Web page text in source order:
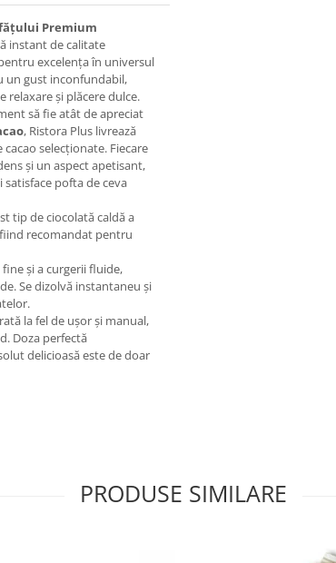
Premium
instant de calitate
excelența în universul
un gust inconfundabil,
și plăcere dulce.
să fie atât de apreciat
, Ristora Plus livrează
selecționate. Fiecare
și un aspect apetisant,
pofta de ceva
tip de ciocolată caldă a
recomandat pentru
și a curgerii fluide,
Se dizolvă instantaneu și
la fel de ușor și manual,
Doza perfectă
delicioasă este de doar
PRODUSE SIMILARE